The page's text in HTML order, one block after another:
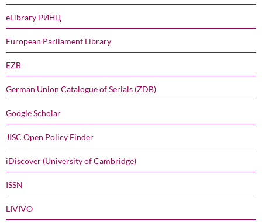
eLibrary РИНЦ
European Parliament Library
EZB
German Union Catalogue of Serials (ZDB)
Google Scholar
JISC Open Policy Finder
iDiscover (University of Cambridge)
ISSN
LIVIVO